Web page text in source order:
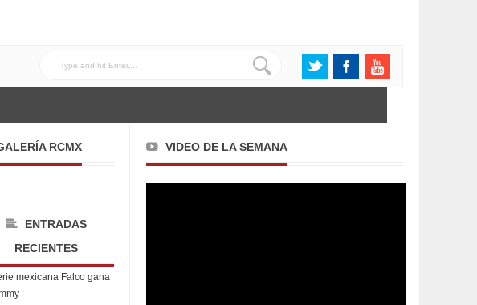
RCMX
ENTRADAS
RECIENTES
mexicana Falco gana
VIDEO DE LA SEMANA